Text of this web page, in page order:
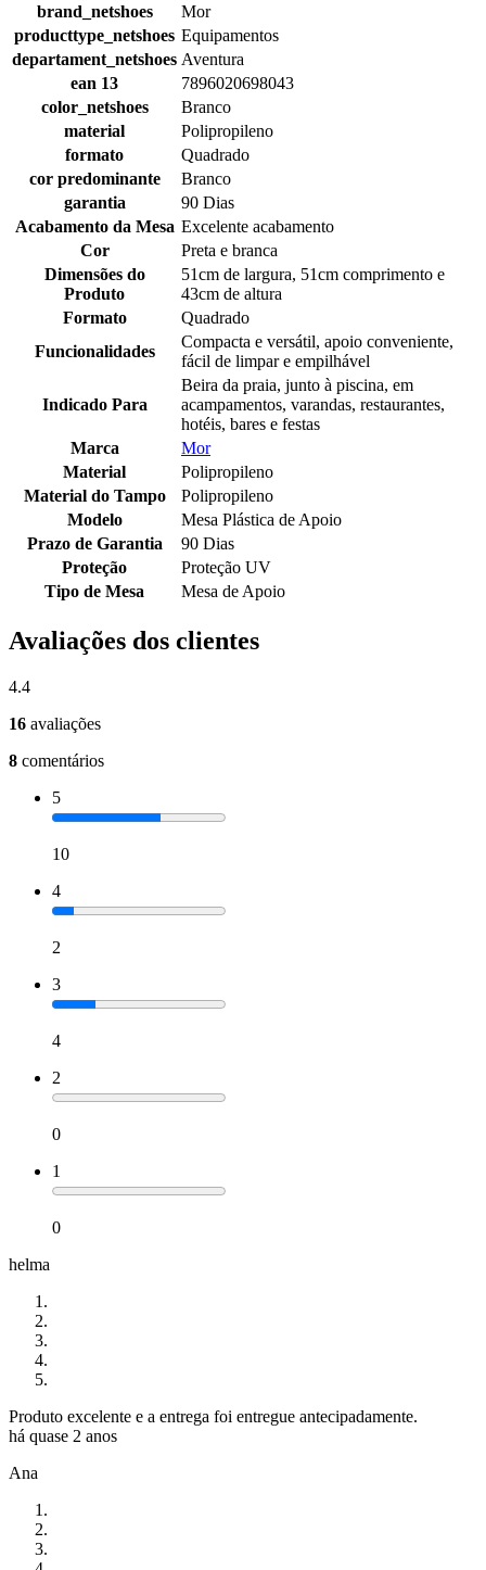
brand_netshoes
Mor
producttype_netshoes Equipamentos
departament_netshoes Aventura
ean 13
7896020698043
color_netshoes
Branco
material
Polipropileno
formato
Quadrado
cor predominante
Branco
garantia
90 Dias
Acabamento da Mesa Excelente acabamento
Cor
Preta e branca
Dimensões do
Produto
51cm de largura, 51cm comprimento e
43cm de altura
Formato
Quadrado
Funcionalidades
Compacta e versátil, apoio conveniente,
fácil de limpar e empilhável
Indicado Para
Beira da praia, junto à piscina, em
acampamentos, varandas, restaurantes,
hotéis, bares e festas
Marca
Mor
Material
Polipropileno
Material do Tampo
Polipropileno
Modelo
Mesa Plástica de Apoio
Prazo de Garantia
90 Dias
Proteção
Proteção UV
Tipo de Mesa
Mesa de Apoio
Avaliações dos clientes
4.4
16 avaliações
8 comentários
5
10
4
2
3
4
2
0
1
0
helma
Produto excelente e a entrega foi entregue antecipadamente.
há quase 2 anos
Ana